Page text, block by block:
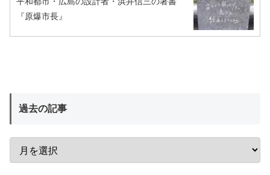
『原爆市長』
過去の記事